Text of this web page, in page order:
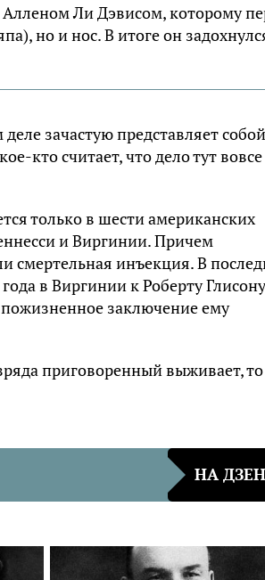
Ли Дэвисом, которому
но и нос. В итоге он
зачастую представляет собой
кто считает, что дело тут
только в шести американских
и Виргинии. Причем
смертельная инъекция. В
в Виргинии к Роберту
заключение ему
приговоренный выживает,
НА ДЗЕН